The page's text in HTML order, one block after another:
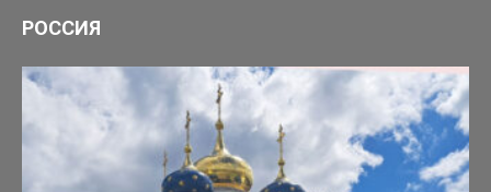
РОССИЯ